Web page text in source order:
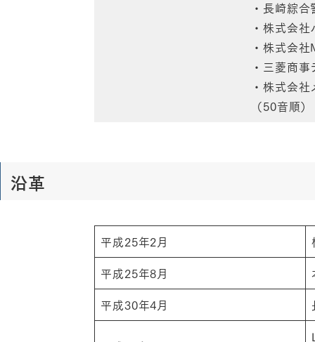
・長崎綜
・株式会
・株式会
・三菱商
・株式会
（50音順）
沿革
平成25年2月
平成25年8月
平成30年4月